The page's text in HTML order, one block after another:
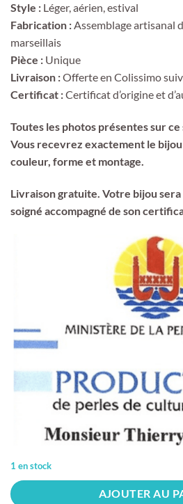
Style : Léger, aérien, estival
Fabrication :Assemblage artisanal
marseillais
Pièce : Unique
Livraison :Offerte en Colissimo
Certificat :Certificat d’origine et
Toutes les photos présentes sur
Vous recevrez exactement le
couleur, forme et montage.
Livraison gratuite. Votre bijou
soigné accompagné de son
1 en stock
AJOUTER AU